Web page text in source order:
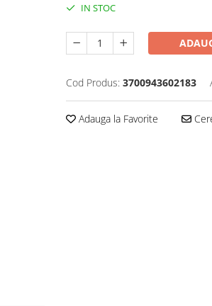
IN STOC
Cod Produs: 3700943602183
Adauga la Favorite